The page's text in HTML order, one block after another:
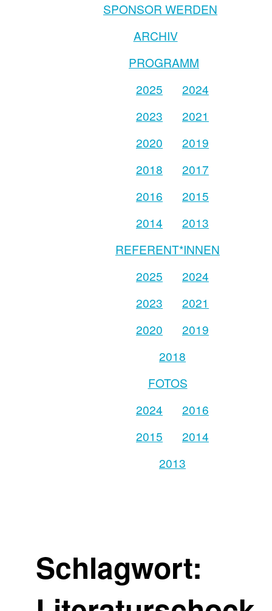
SPONSOR WERDEN
ARCHIV
PROGRAMM
2025
2024
2023
2021
2020
2019
2018
2017
2016
2015
2014
2013
REFERENT*INNEN
2025
2024
2023
2021
2020
2019
2018
FOTOS
2024
2016
2015
2014
2013
Schlagwort: